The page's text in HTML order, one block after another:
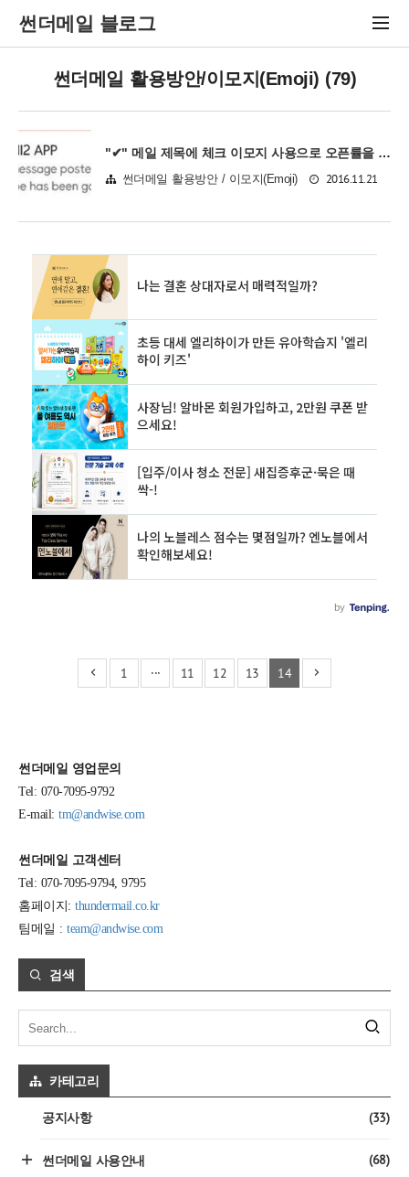
썬더메일 블로그
썬더메일 활용방안/이모지(Emoji) (79)
"✔" 메일 제목에 체크 이모지 사용으로 오픈률을 높여보아요...
썬더메일 활용방안 / 이모지(Emoji) 2016.11.21
1 ··· 11 12 13 14
썬더메일 영업문의
Tel: 070-7095-9792
E-mail: tm@andwise.com
썬더메일 고객센터
Tel: 070-7095-9794, 9795
홈페이지: thundermail.co.kr
팀메일 : team@andwise.com
검색
카테고리
공지사항 (33)
썬더메일 사용안내 (68)